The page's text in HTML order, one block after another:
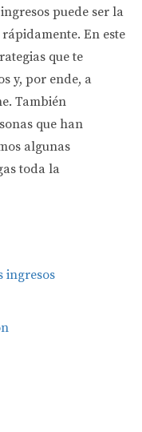
puede ser la
En este
que te
y, por ende, a
También
que han
algunas
toda la
ingresos